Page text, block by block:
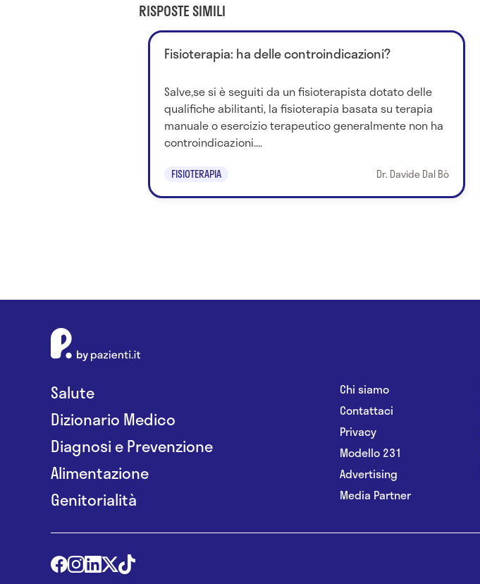
RISPOSTE SIMILI
Fisioterapia: ha delle controindicazioni?
Salve,se si è seguiti da un fisioterapista dotato delle
qualifiche abilitanti, la fisioterapia basata su terapia
manuale o esercizio terapeutico generalmente non ha
controindicazioni....
FISIOTERAPIA Dr. Davide Dal Bò
Salute
Dizionario Medico
Diagnosi e Prevenzione
Alimentazione
Genitorialità
Chi siamo
Contattaci
Privacy
Modello 231
Advertising
Media Partner